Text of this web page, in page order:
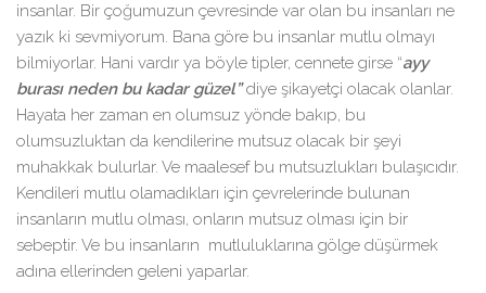
insanlar. Bir çoğumuzun çevresinde var olan bu insanları ne
yazık ki sevmiyorum. Bana göre bu insanlar mutlu olmayı
bilmiyorlar. Hani vardır ya böyle tipler, cennete girse “ayy
burası neden bu kadar güzel”diye şikayetçi olacak olanlar.
Hayata her zaman en olumsuz yönde bakıp, bu
olumsuzluktan da kendilerine mutsuz olacak bir şeyi
muhakkak bulurlar. Ve maalesef bu mutsuzlukları bulaşıcıdır.
Kendileri mutlu olamadıkları için çevrelerinde bulunan
insanların mutlu olması, onların mutsuz olması için bir
sebeptir. Ve bu insanların mutluluklarına gölge düşürmek
adına ellerinden geleni yaparlar.